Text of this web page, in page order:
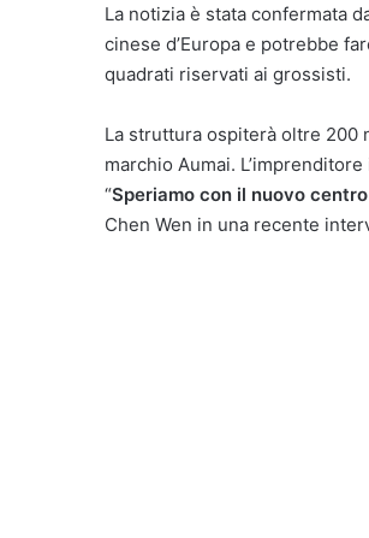
La notizia è stata confermata
cinese d’Europa e potrebbe
quadrati riservati ai grossisti.
La struttura ospiterà oltre 200
marchio Aumai.
“Speriamo con il nuovo
Chen Wen in una recente